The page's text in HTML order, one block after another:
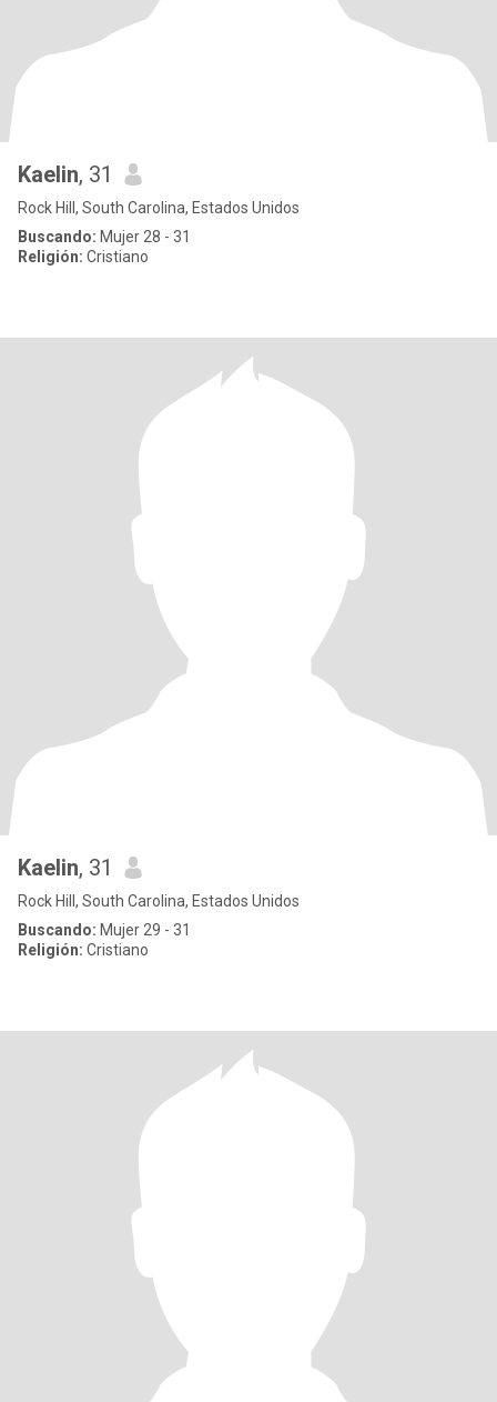
Kaelin, 31
Rock Hill, South Carolina, Estados Unidos
Buscando: Mujer 28 - 31
Religión: Cristiano
Kaelin, 31
Rock Hill, South Carolina, Estados Unidos
Buscando: Mujer 29 - 31
Religión: Cristiano